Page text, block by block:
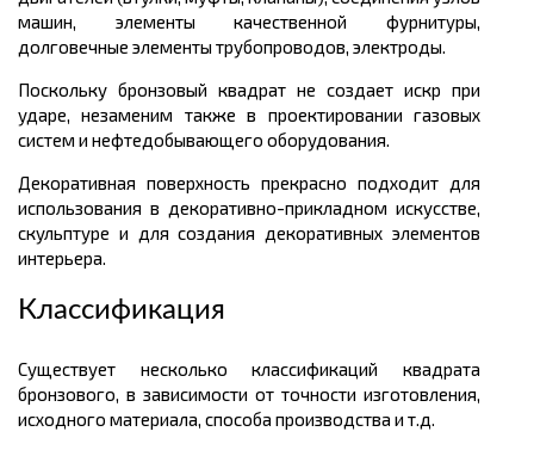
машин, элементы качественной фурнитуры,
долговечные элементы трубопроводов, электроды.
Поскольку бронзовый квадрат не создает искр при
ударе, незаменим также в проектировании газовых
систем и нефтедобывающего оборудования.
Декоративная поверхность прекрасно подходит для
использования в декоративно-прикладном искусстве,
скульптуре и для создания декоративных элементов
интерьера.
Классификация
Существует несколько классификаций квадрата
бронзового, в зависимости от точности изготовления,
исходного материала, способа производства и т.д.